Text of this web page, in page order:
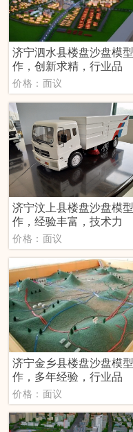
济宁泗水县楼盘沙盘模
作，创新求精，行业品
价格：面议
济宁汶上县楼盘沙盘模
作，经验丰富，技术力
价格：面议
济宁金乡县楼盘沙盘模
作，多年经验，行业品
价格：面议